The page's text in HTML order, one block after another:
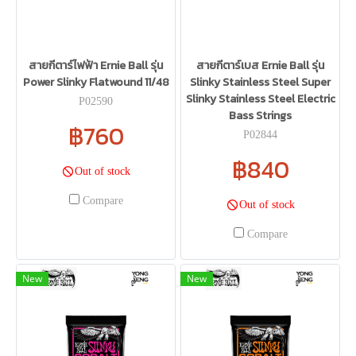
สายกีตาร์ไฟฟ้า Ernie Ball รุ่น
Power Slinky Flatwound 11/48
P02590
฿760
Out of stock
Compare
สายกีตาร์เบส Ernie Ball รุ่น
Slinky Stainless Steel Super
Slinky Stainless Steel Electric
Bass Strings
P02844
฿840
Out of stock
Compare
New New